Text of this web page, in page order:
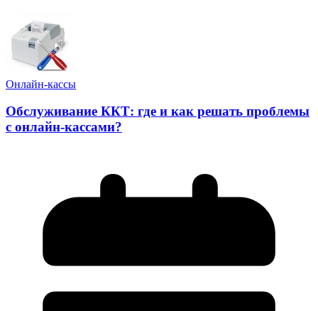
Онлайн-кассы
Обслуживание ККТ: где и как решать проблемы
с онлайн-кассами?